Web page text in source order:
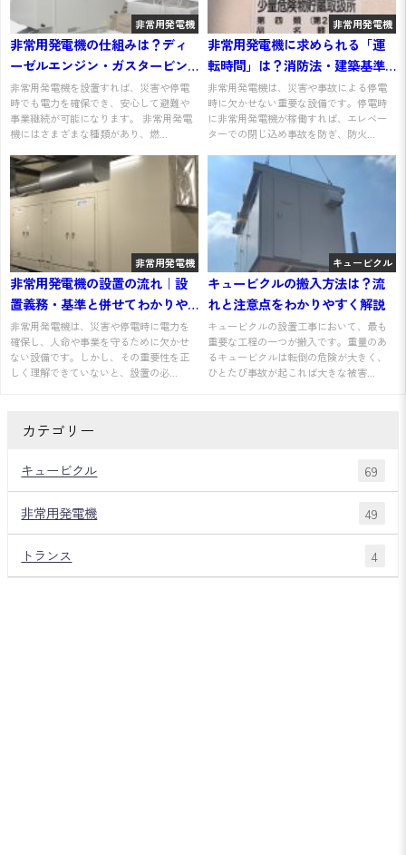
非常用発電機
非常用発電機の仕組みは？ディ
ーゼルエンジン・ガスタービン
別に解説
非常用発電機を設置すれば、災害や停電
時でも電力を確保でき、安心して避難や
事業継続が可能になります。 非常用発電
機にはさまざまな種類があり、燃...
非常用発電機
非常用発電機に求められる「運
転時間」は？消防法・建築基準
法の基準と計算方法を解説
非常用発電機は、災害や事故による停電
時に欠かせない重要な設備です。停電時
に非常用発電機が稼働すれば、エレベー
ターでの閉じ込め事故を防ぎ、防火...
非常用発電機
非常用発電機の設置の流れ｜設
置義務・基準と併せてわかりや
すく解説
非常用発電機は、災害や停電時に電力を
確保し、人命や事業を守るために欠かせ
ない設備です。しかし、その重要性を正
しく理解できていないと、設置の必...
キュービクル
キュービクルの搬入方法は？流
れと注意点をわかりやすく解説
キュービクルの設置工事において、最も
重要な工程の一つが搬入です。重量のあ
るキュービクルは転倒の危険が大きく、
ひとたび事故が起これば大きな被害...
カテゴリー
キュービクル 69
非常用発電機 49
トランス 4